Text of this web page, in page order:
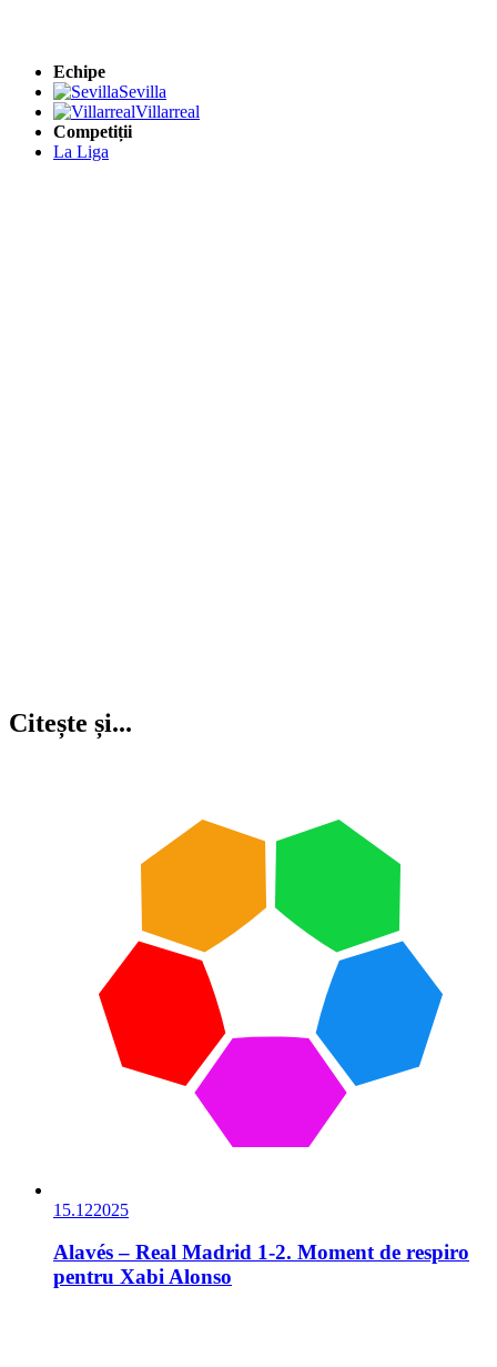
Echipe
Sevilla
Villarreal
Competiții
La Liga
Citește și...
15.122025
Alavés – Real Madrid 1-2. Moment de respiro
pentru Xabi Alonso